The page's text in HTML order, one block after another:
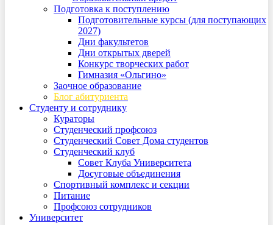
Подготовка к поступлению
Подготовительные курсы (для поступающих
2027)
Дни факультетов
Дни открытых дверей
Конкурс творческих работ
Гимназия «Ольгино»
Заочное образование
Блог абитуриента
Студенту и сотруднику
Кураторы
Студенческий профсоюз
Студенческий Совет Дома студентов
Студенческий клуб
Совет Клуба Университета
Досуговые объединения
Спортивный комплекс и секции
Питание
Профсоюз сотрудников
Университет